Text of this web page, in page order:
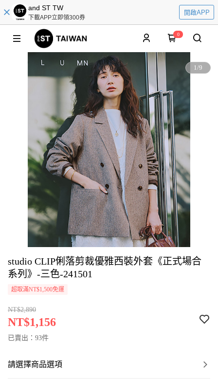
and ST TW
下載APP立即領300券
開啟APP
0
1/9
studio CLIP俐落剪裁優雅西裝外套《正式場合
系列》-三色-241501
超取滿NT$1,500免運
NT$2,890
NT$1,156
已賣出：93件
請選擇商品選項